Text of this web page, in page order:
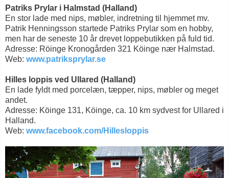
Patriks Prylar i Halmstad (Halland)
En stor lade med nips, møbler, indretning til hjemmet mv.
Patrik Henningsson startede Patriks Prylar som en hobby,
men har de seneste 10 år drevet loppebutikken på fuld tid.
Adresse: Röinge Kronogården 321 Köinge nær Halmstad.
Web: www.patriksprylar.se
Hilles loppis ved Ullared (Halland)
En lade fyldt med porcelæn, tæpper, nips, møbler og meget
andet.
Adresse: Köinge 131, Köinge, ca. 10 km sydvest for Ullared i
Halland.
Web: www.facebook.com/Hillesloppis